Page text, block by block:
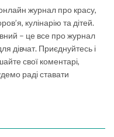
журнал про красу,
кулінарію та дітей.
– це все про журнал
дівчат. Приєднуйтесь і
свої коментарі,
раді ставати